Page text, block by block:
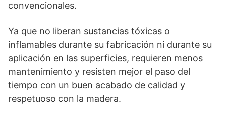
convencionales.
Ya que no liberan sustancias tóxicas o
inflamables durante su fabricación ni durante su
aplicación en las superficies, requieren menos
mantenimiento y resisten mejor el paso del
tiempo con un buen acabado de calidad y
respetuoso con la madera.